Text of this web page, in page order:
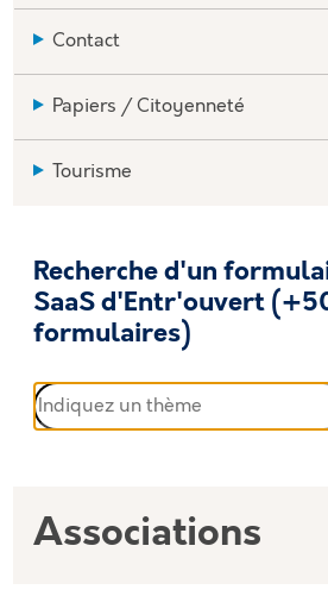
Contact
Papiers / Citoyenneté
Tourisme
Recherche d'un
SaaS d'Entr'ouvert
formulaires)
Recherche
Associations